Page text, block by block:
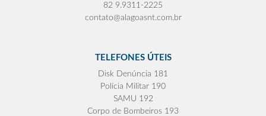
82 9.9311-2225
contato@alagoasnt.com.br
TELEFONES ÚTEIS
Disk Denúncia 181
Polícia Militar 190
SAMU 192
Corpo de Bombeiros 193